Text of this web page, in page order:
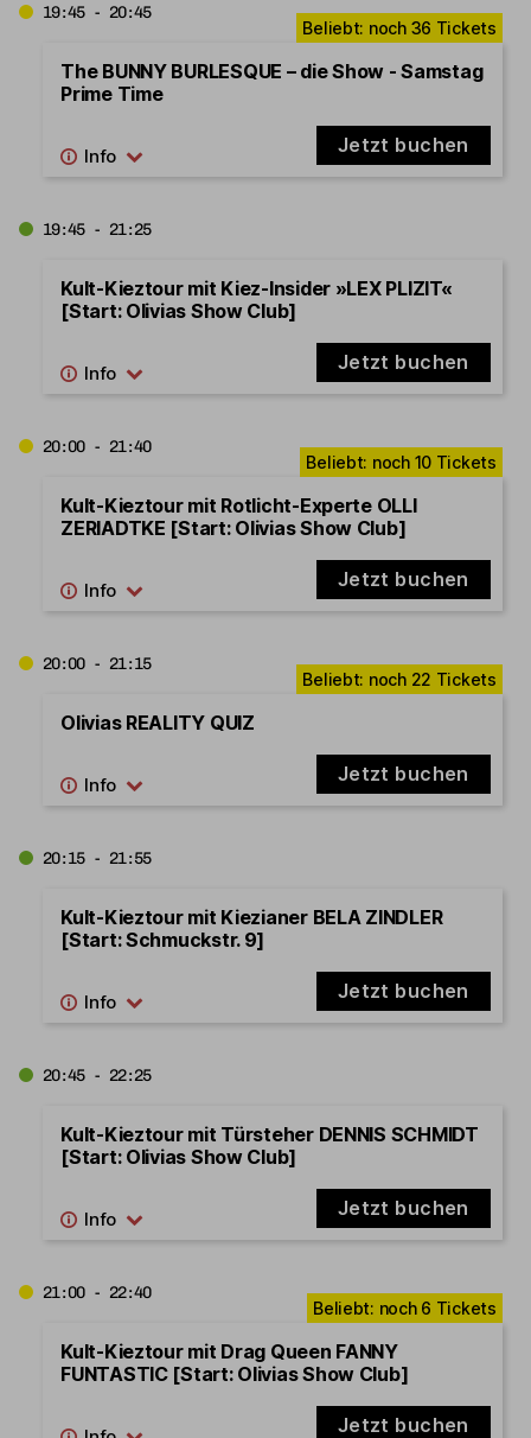
19:45 - 20:45
The BUNNY BURLESQUE – die Show - Samstag
Prime Time
Jetzt buchen
19:45 - 21:25
Kult-Kieztour mit Kiez-Insider »LEX PLIZIT«
[Start: Olivias Show Club]
Jetzt buchen
20:00 - 21:40
Kult-Kieztour mit Rotlicht-Experte OLLI
ZERIADTKE [Start: Olivias Show Club]
Jetzt buchen
20:00 - 21:15
Olivias REALITY QUIZ
Jetzt buchen
20:15 - 21:55
Kult-Kieztour mit Kiezianer BELA ZINDLER
[Start: Schmuckstr. 9]
Jetzt buchen
20:45 - 22:25
Kult-Kieztour mit Türsteher DENNIS SCHMIDT
[Start: Olivias Show Club]
Jetzt buchen
21:00 - 22:40
Kult-Kieztour mit Drag Queen FANNY
FUNTASTIC [Start: Olivias Show Club]
Jetzt buchen